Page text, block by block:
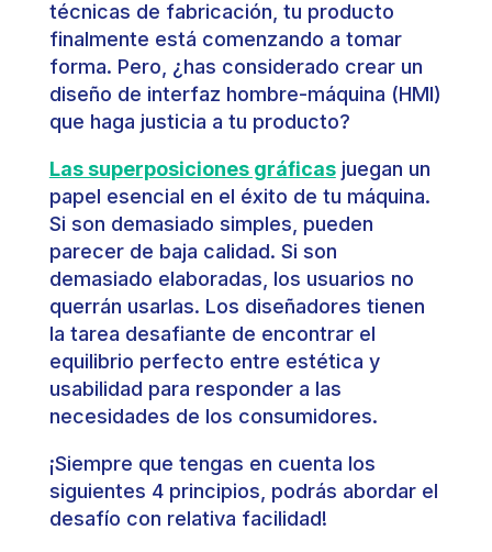
técnicas de fabricación, tu producto
finalmente está comenzando a tomar
forma. Pero, ¿has considerado crear un
diseño de interfaz hombre-máquina (HMI)
que haga justicia a tu producto?
Las superposiciones gráficasjuegan un
papel esencial en el éxito de tu máquina.
Si son demasiado simples, pueden
parecer de baja calidad. Si son
demasiado elaboradas, los usuarios no
querrán usarlas. Los diseñadores tienen
la tarea desafiante de encontrar el
equilibrio perfecto entre estética y
usabilidad para responder a las
necesidades de los consumidores.
¡Siempre que tengas en cuenta los
siguientes 4 principios, podrás abordar el
desafío con relativa facilidad!